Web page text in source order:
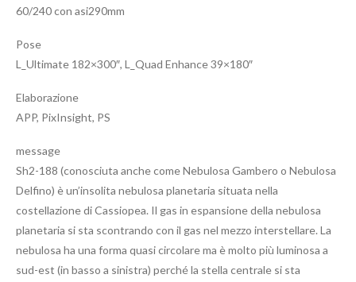
60/240 con asi290mm
Pose
L_Ultimate 182×300″, L_Quad Enhance 39×180″
Elaborazione
APP, PixInsight, PS
message
Sh2-188 (conosciuta anche come Nebulosa Gambero o Nebulosa
Delfino) è un’insolita nebulosa planetaria situata nella
costellazione di Cassiopea. Il gas in espansione della nebulosa
planetaria si sta scontrando con il gas nel mezzo interstellare. La
nebulosa ha una forma quasi circolare ma è molto più luminosa a
sud-est (in basso a sinistra) perché la stella centrale si sta